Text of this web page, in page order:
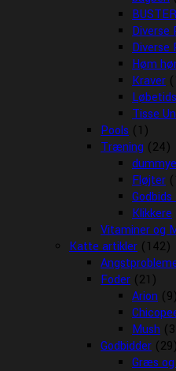
Diverse
Diverse
Høm
Kraver
Tisse
Pools (1)
Træning (24)
Fløjter
Klikkere
Vitaminer og
Katte artikler (142)
Foder (21)
Arion (9)
Mush
Godbidder (29)
Græs